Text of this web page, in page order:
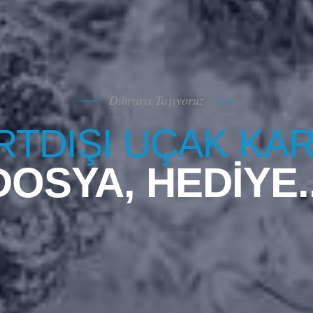
Dünyayı Taşıyoruz
UÇAK
Tİ|